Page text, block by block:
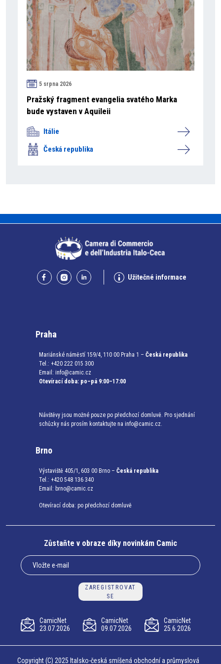
5 srpna 2026
Pražský fragment evangelia svatého Marka
bude vystaven v Aquileii
Itálie
Česká republika
Užitečné informace
Praha
Mariánské náměstí 159/4, 110 00 Praha 1 – Česká republika
Tel.: +420 222 015 300
Email: info@camic.cz
Otevírací doba: po–pá 9:00–17:00
Návštěvy jsou možné pouze po předchozí domluvě. Pro sjednání
schůzky nás prosím kontaktujte na info@camic.cz.
Brno
Výstaviště 405/1, 603 00 Brno – Česká republika
Tel.: +420 548 136 340
Email: brno@camic.cz
Otevírací doba: po předchozí domluvě
Zůstaňte v obraze díky novinkám Camic
ZAREGISTROVAT
SE
CamicNet
23.07.2026
CamicNet
09.07.2026
CamicNet
25.6.2026
Copyright (C) 2025 Italsko-česká smíšená obchodní a průmyslová